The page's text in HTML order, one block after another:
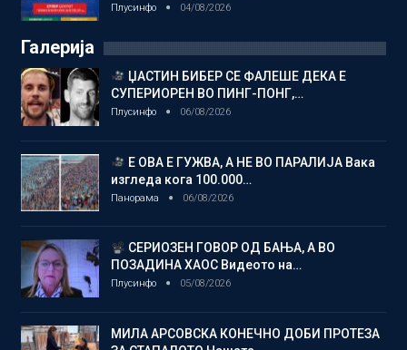
Плусинфо 04/08/2026
Галерија
ЏАСТИН БИБЕР СЕ ФАЛЕШЕ ДЕКА Е
СУПЕРИОРЕН ВО ПИНГ-ПОНГ,…
Плусинфо 06/08/2026
Е ОВА Е ГУЖВА, А НЕ ВО ПАРАЛИЈА Вака
изгледа кога 100.000…
Панорама 06/08/2026
СЕРИОЗЕН ГОВОР ОД БАЊА, А ВО
ПОЗАДИНА ХАОС Видеото на…
Плусинфо 05/08/2026
МИЛА АРСОВСКА КОНЕЧНО ДОБИ ПРОТЕЗА